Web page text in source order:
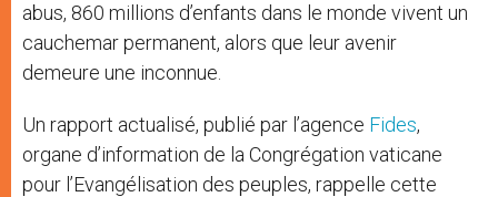
abus, 860 millions d’enfants dans le monde vivent un
cauchemar permanent, alors que leur avenir
demeure une inconnue.
Un rapport actualisé, publié par l’agence Fides,
organe d’information de la Congrégation vaticane
pour l’Evangélisation des peuples, rappelle cette